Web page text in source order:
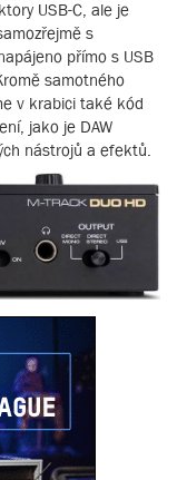
USB-C, ale je
s
přímo s USB
samotného
v krabici také kód
jako je DAW
nástrojů a efektů.